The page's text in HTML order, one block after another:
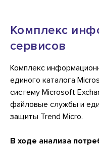
Комплекс
сервисов
Комплекс
единого каталога
систему Microsoft
файловые службы и
защиты Trend Micro.
В ходе анализа